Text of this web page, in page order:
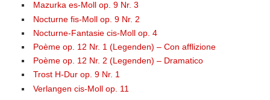
Mazurka es-Moll op. 9 Nr. 3
Nocturne fis-Moll op. 9 Nr. 2
Nocturne-Fantasie cis-Moll op. 4
Poème op. 12 Nr. 1 (Legenden) – Con afflizione
Poème op. 12 Nr. 2 (Legenden) – Dramatico
Trost H-Dur op. 9 Nr. 1
Verlangen cis-Moll op. 11